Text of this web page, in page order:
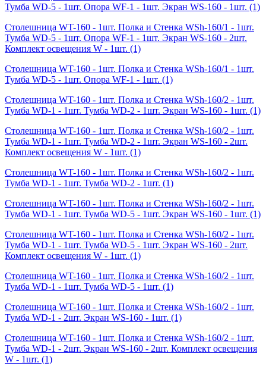
Тумба WD-5 - 1шт. Опора WF-1 - 1шт. Экран WS-160 - 1шт. (1)
Столешница WT-160 - 1шт. Полка и Стенка WSh-160/1 - 1шт.
Тумба WD-5 - 1шт. Опора WF-1 - 1шт. Экран WS-160 - 2шт.
Комплект освещения W - 1шт. (1)
Столешница WT-160 - 1шт. Полка и Стенка WSh-160/1 - 1шт.
Тумба WD-5 - 1шт. Опора WF-1 - 1шт. (1)
Столешница WT-160 - 1шт. Полка и Стенка WSh-160/2 - 1шт.
Тумба WD-1 - 1шт. Тумба WD-2 - 1шт. Экран WS-160 - 1шт. (1)
Столешница WT-160 - 1шт. Полка и Стенка WSh-160/2 - 1шт.
Тумба WD-1 - 1шт. Тумба WD-2 - 1шт. Экран WS-160 - 2шт.
Комплект освещения W - 1шт. (1)
Столешница WT-160 - 1шт. Полка и Стенка WSh-160/2 - 1шт.
Тумба WD-1 - 1шт. Тумба WD-2 - 1шт. (1)
Столешница WT-160 - 1шт. Полка и Стенка WSh-160/2 - 1шт.
Тумба WD-1 - 1шт. Тумба WD-5 - 1шт. Экран WS-160 - 1шт. (1)
Столешница WT-160 - 1шт. Полка и Стенка WSh-160/2 - 1шт.
Тумба WD-1 - 1шт. Тумба WD-5 - 1шт. Экран WS-160 - 2шт.
Комплект освещения W - 1шт. (1)
Столешница WT-160 - 1шт. Полка и Стенка WSh-160/2 - 1шт.
Тумба WD-1 - 1шт. Тумба WD-5 - 1шт. (1)
Столешница WT-160 - 1шт. Полка и Стенка WSh-160/2 - 1шт.
Тумба WD-1 - 2шт. Экран WS-160 - 1шт. (1)
Столешница WT-160 - 1шт. Полка и Стенка WSh-160/2 - 1шт.
Тумба WD-1 - 2шт. Экран WS-160 - 2шт. Комплект освещения
W - 1шт. (1)